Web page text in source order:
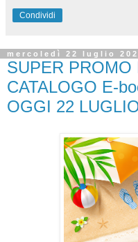
Condividi
mercoledì 22 luglio
SUPER
CATALOGO E-
OGGI 22